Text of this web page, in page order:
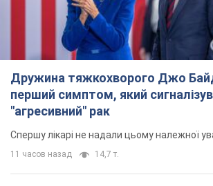
Дружина тяжкохворого Джо
перший симптом, який
"агресивний" рак
Спершу лікарі не надали цьому належної
11 часов назад 14,7 т.